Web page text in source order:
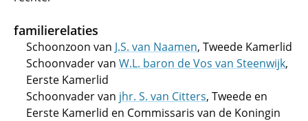
familierelaties
Schoonzoon van J.S. van Naamen, Tweede Kamerlid
Schoonvader van W.L. baron de Vos van Steenwijk,
Eerste Kamerlid
Schoonvader van jhr. S. van Citters, Tweede en
Eerste Kamerlid en Commissaris van de Koningin